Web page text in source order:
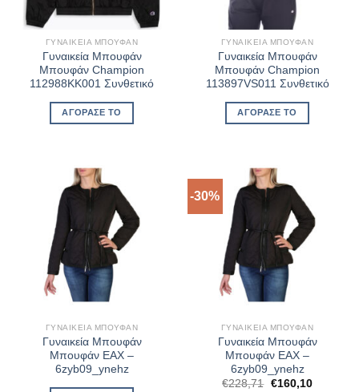
ΓΥΝΑΙΚΕΊΑ ΜΠΟΥΦΆΝ
Γυναικεία Μπουφάν
Μπουφάν Champion
112988KK001 Συνθετικό
ΑΓΌΡΑΣΈ ΤΟ
ΓΥΝΑΙΚΕΊΑ ΜΠΟΥΦΆΝ
Γυναικεία Μπουφάν
Μπουφάν Champion
113897VS011 Συνθετικό
ΑΓΌΡΑΣΈ ΤΟ
ΓΥΝΑΙΚΕΊΑ ΜΠΟΥΦΆΝ
Γυναικεία Μπουφάν
Μπουφάν EAX –
6zyb09_ynehz
-30%
ΓΥΝΑΙΚΕΊΑ ΜΠΟΥΦΆΝ
Γυναικεία Μπουφάν
Μπουφάν EAX –
6zyb09_ynehz
€228,71 Original
€160,10Η